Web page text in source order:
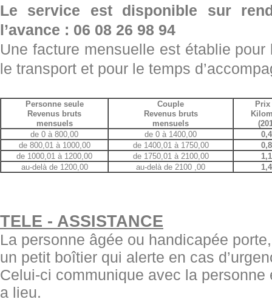
Le service est disponible sur
l’avance : 06 08 26 98 94
Une facture mensuelle est établie
le transport et pour le temps
Personne seule
Revenus bruts
mensuels
Couple
Revenus bruts
mensuels
de 0 à 800,00
de 0 à 1400,00
de 800,01 à 1000,00
de 1400,01 à 1750,00
de 1000,01 à 1200,00
de 1750,01 à 2100,00
au-delà de 1200,00
au-delà de 2100 ,00
TELE - ASSISTANCE
La personne âgée ou handicapée
un petit boîtier qui alerte en cas
Celui-ci communique avec la personne
a lieu.